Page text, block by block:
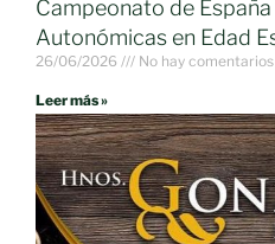
Campeonato de
Autonómicas en Edad
26/06/2026 No hay comentarios
Leer más »